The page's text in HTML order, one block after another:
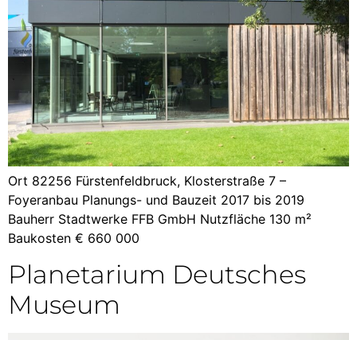
Ort 82256 Fürstenfeldbruck, Klosterstraße 7 –
Foyeranbau Planungs- und Bauzeit 2017 bis 2019
Bauherr Stadtwerke FFB GmbH Nutzfläche 130 m²
Baukosten € 660 000
Planetarium Deutsches
Museum